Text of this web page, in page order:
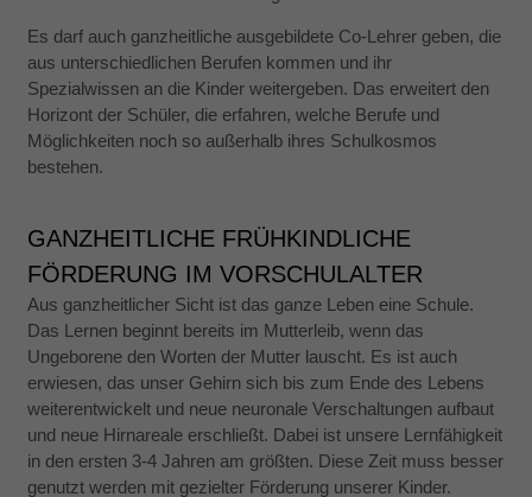
Es darf auch ganzheitliche ausgebildete Co-Lehrer geben, die
aus unterschiedlichen Berufen kommen und ihr
Spezialwissen an die Kinder weitergeben. Das erweitert den
Horizont der Schüler, die erfahren, welche Berufe und
Möglichkeiten noch so außerhalb ihres Schulkosmos
bestehen.
GANZHEITLICHE FRÜHKINDLICHE
FÖRDERUNG IM VORSCHULALTER
Aus ganzheitlicher Sicht ist das ganze Leben eine Schule.
Das Lernen beginnt bereits im Mutterleib, wenn das
Ungeborene den Worten der Mutter lauscht. Es ist auch
erwiesen, das unser Gehirn sich bis zum Ende des Lebens
weiterentwickelt und neue neuronale Verschaltungen aufbaut
und neue Hirnareale erschließt. Dabei ist unsere Lernfähigkeit
in den ersten 3-4 Jahren am größten. Diese Zeit muss besser
genutzt werden mit gezielter Förderung unserer Kinder.